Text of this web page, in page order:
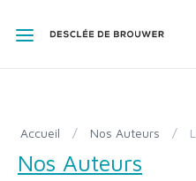
Accueil / Nos Auteurs /
Nos Auteurs